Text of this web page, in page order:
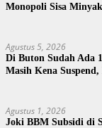
Monopoli Sisa
Agustus 5, 2026
Di Buton Sudah Ada
Masih Kena
Agustus 1, 2026
Joki BBM Subsidi di